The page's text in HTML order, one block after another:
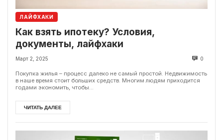
ЛАЙФХАКИ
Как взять ипотеку? Условия,
документы, лайфхаки
Март 2, 2025 0
Покупка жилья – процесс далеко не самый простой. Недвижимость
в наше время стоит больших средств. Многим людям приходится
годами экономить, чтобы...
ЧИТАТЬ ДАЛЕЕ